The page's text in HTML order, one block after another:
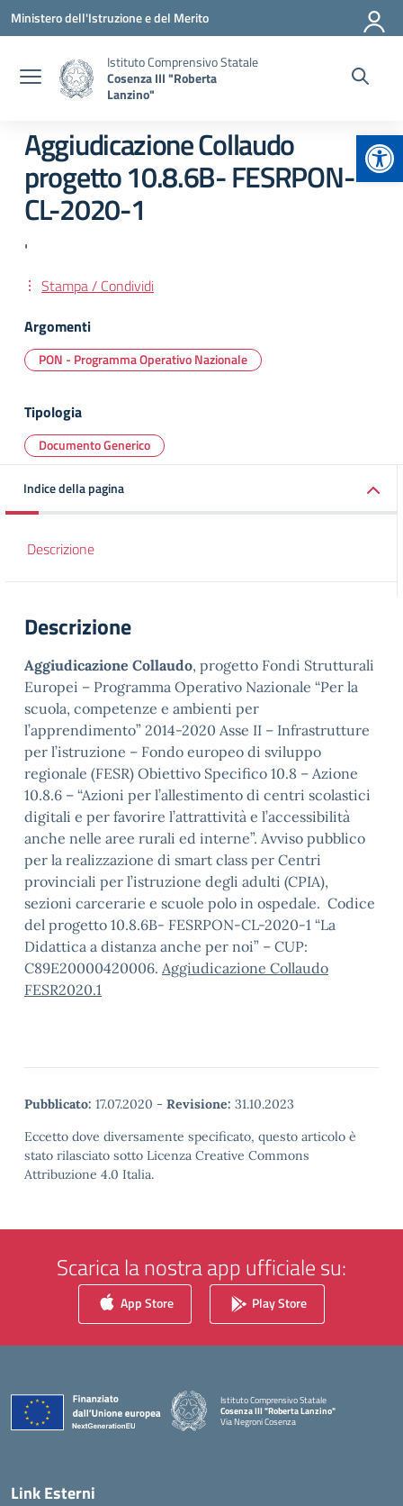
Vai ai contenuti
Vai al menu di navigazione
Vai al footer
Ministero dell'Istruzione e del Merito
Istituto Comprensivo Statale
Cosenza III "Roberta
Lanzino"
Aggiudicazione Collaudo
progetto 10.8.6B- FESRPON-
CL-2020-1
'
Stampa / Condividi
Argomenti
PON - Programma Operativo Nazionale
Tipologia
Documento Generico
Indice della pagina
Descrizione
Descrizione
Aggiudicazione Collaudo, progetto Fondi Strutturali
Europei – Programma Operativo Nazionale “Per la
scuola, competenze e ambienti per
l’apprendimento” 2014-2020 Asse II – Infrastrutture
per l’istruzione – Fondo europeo di sviluppo
regionale (FESR) Obiettivo Specifico 10.8 – Azione
10.8.6 – “Azioni per l’allestimento di centri scolastici
digitali e per favorire l’attrattività e l’accessibilità
anche nelle aree rurali ed interne”. Avviso pubblico
per la realizzazione di smart class per Centri
provinciali per l’istruzione degli adulti (CPIA),
sezioni carcerarie e scuole polo in ospedale. Codice
del progetto 10.8.6B- FESRPON-CL-2020-1 “La
Didattica a distanza anche per noi” – CUP:
C89E20000420006. Aggiudicazione Collaudo
FESR2020.1
Pubblicato: 17.07.2020 - Revisione: 31.10.2023
Eccetto dove diversamente specificato, questo articolo è
stato rilasciato sotto Licenza Creative Commons
Attribuzione 4.0 Italia.
Scarica la nostra app ufficiale su:
App Store Play Store
Istituto Comprensivo Statale
Cosenza III "Roberta Lanzino"
Via Negroni Cosenza
— Visita la pagina iniziale della scuola
Link Esterni